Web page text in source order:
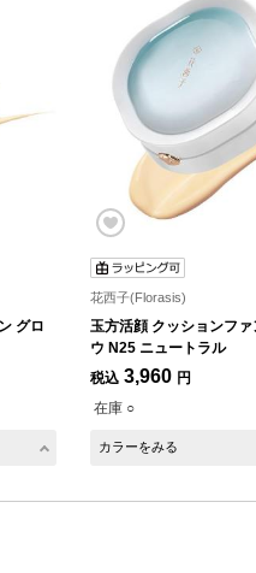
グロ
花西子(Florasis)
玉方活顔 クッションフ
ウ N25 ニュートラル
税込 3,960 円
在庫 ○
カラーをみる